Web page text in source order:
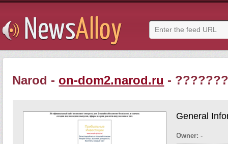
Narod - on-dom2.narod.ru -
General
Owner: -